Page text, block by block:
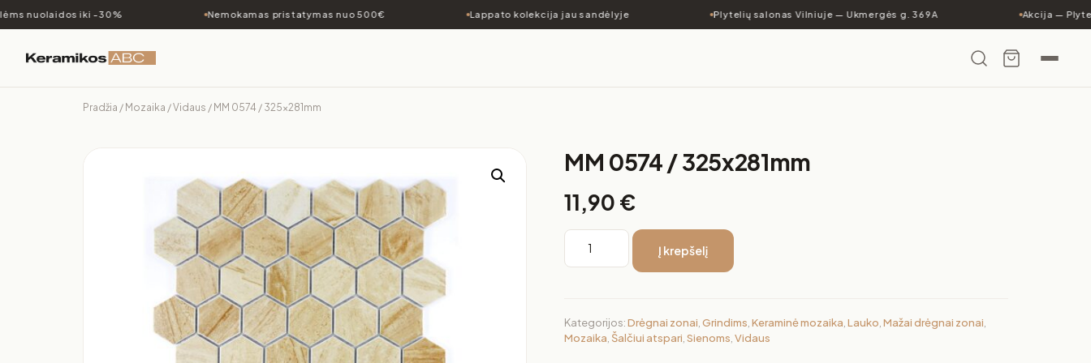
nuolaidos iki -30% Nemokamas pristatymas nuo 500€ Lappato kolekcija jau sandėlyje Plytelių salonas Vilniuje — Ukmergės g. 369A Akcija —
Pradžia / Mozaika /Vidaus / MM 0574 / 325x281mm
MM 0574 / 325x281mm
11,90 €
Į krepšelį
Kategorijos:Drėgnai zonai,Grindims,Keraminė mozaika,Lauko,Mažai drėgnai zonai,
Mozaika, Šalčiui atspari,Sienoms,Vidaus